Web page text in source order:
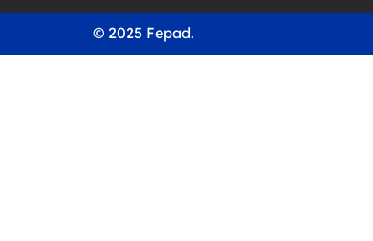
© 2025 Fepad.